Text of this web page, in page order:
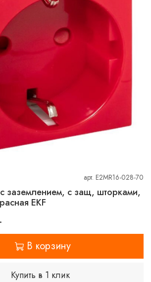
арт. E2MR16-028-70
заземлением, с защ, шторками,
EKF
В корзину
Купить в 1 клик